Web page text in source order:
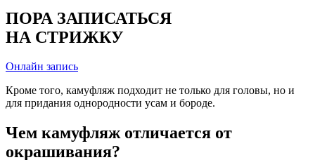
ПОРА ЗАПИСАТЬСЯ
НА СТРИЖКУ
Онлайн запись
Кроме того, камуфляж подходит не только для головы, но и
для придания однородности усам и бороде.
Чем камуфляж отличается от
окрашивания?